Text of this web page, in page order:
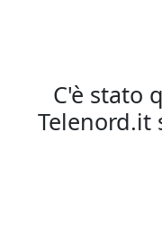
C'è stato
Telenord.it